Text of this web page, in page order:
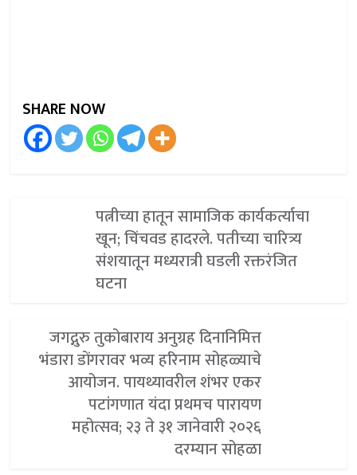
SHARE NOW
पत्नीच्या हातून सामाजिक कार्यकर्त्याचा
खून; चिंचवड हादरले. पतीच्या चारित्र्य
संशयातून मध्यरात्री घडली रक्तरंजित
घटना
जगद्गुरु तुकोबाराय अनुग्रह दिनानिमित्त
भंडारा डोंगरावर भव्य हरिनाम सोहळ्याचे
आयोजन. पायथ्यावरील शंभर एकर
पटांगणात यंदा प्रथमच पारायण
महोत्सव; २३ ते ३१ जानेवारी २०२६
दरम्यान सोहळा